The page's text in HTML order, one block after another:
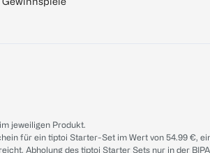
jeweiligen Produkt.
für ein tiptoi Starter-Set im Wert von 54.99 €,
Abholung des tiptoi Starter Sets nur in der